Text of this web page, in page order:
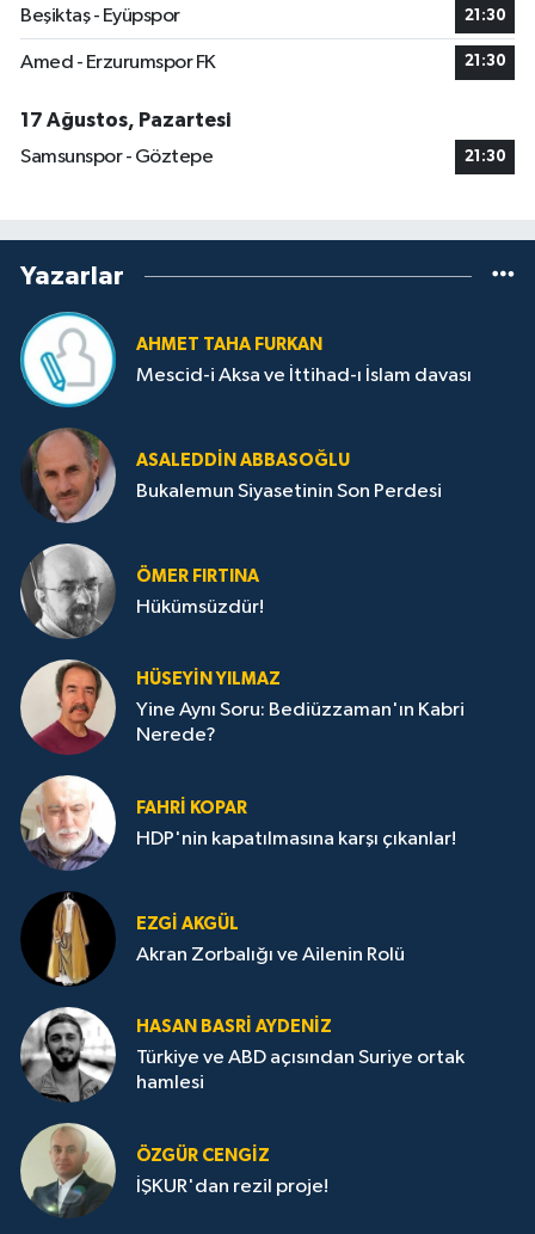
Beşiktaş - Eyüpspor 21:30
Amed - Erzurumspor FK 21:30
17 Ağustos, Pazartesi
Samsunspor - Göztepe
21:30
Yazarlar
AHMET TAHA FURKAN
Mescid-i Aksa ve İttihad-ı İslam davası
ASALEDDIN ABBASOĞLU
Bukalemun Siyasetinin Son Perdesi
ÖMER FIRTINA
Hükümsüzdür!
HÜSEYIN YILMAZ
Yine Aynı Soru: Bediüzzaman'ın Kabri
Nerede?
FAHRI KOPAR
HDP'nin kapatılmasına karşı çıkanlar!
EZGI AKGÜL
Akran Zorbalığı ve Ailenin Rolü
HASAN BASRI AYDENIZ
Türkiye ve ABD açısından Suriye ortak
hamlesi
ÖZGÜR CENGIZ
İŞKUR'dan rezil proje!